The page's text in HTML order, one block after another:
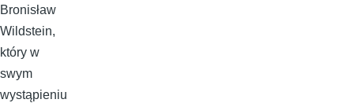
Bronisław
Wildstein,
który w
swym
wystąpieniu